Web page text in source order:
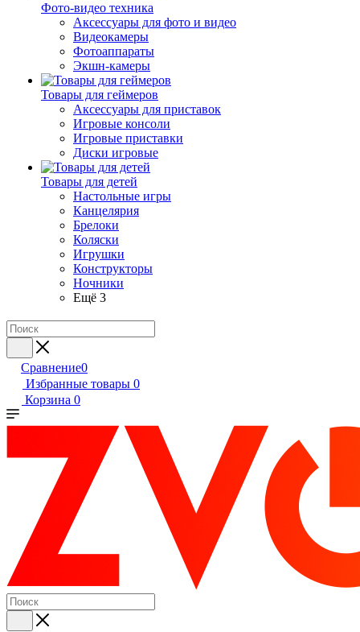
Фото-видео техника
Аксессуары для фото и видео
Видеокамеры
Фотоаппараты
Экшн-камеры
Товары для геймеров
Аксессуары для приставок
Игровые консоли
Игровые приставки
Диски игровые
Товары для детей
Настольные игры
Канцелярия
Брелоки
Коляски
Игрушки
Конструкторы
Ночники
Ещё 3
Сравнение0
Избранные товары 0
Корзина 0